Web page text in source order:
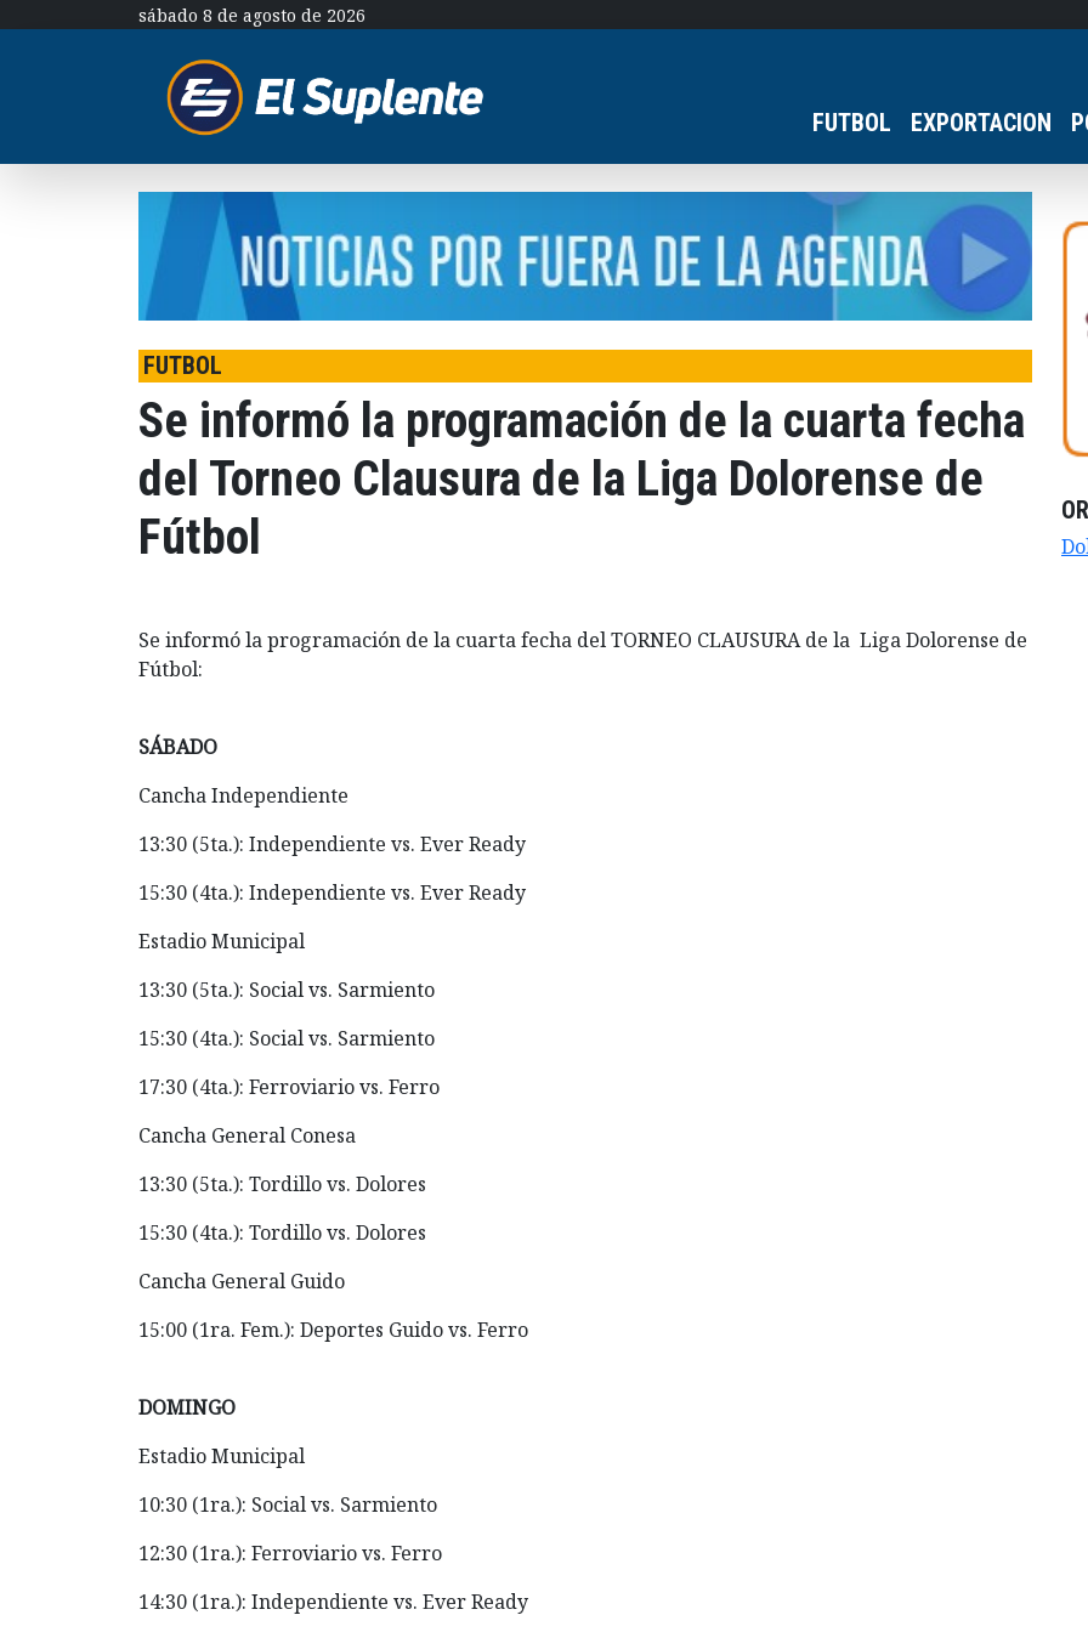
sábado 8 de agosto de 2026
FUTBOL EXPORTACION
FUTBOL
Se informó la programación de la cuarta fecha
del Torneo Clausura de la Liga Dolorense de
Fútbol
Se informó la programación de la cuarta fecha del TORNEO CLAUSURA de la Liga Dolorense de
Fútbol:
SÁBADO
Cancha Independiente
13:30 (5ta.): Independiente vs. Ever Ready
15:30 (4ta.): Independiente vs. Ever Ready
Estadio Municipal
13:30 (5ta.): Social vs. Sarmiento
15:30 (4ta.): Social vs. Sarmiento
17:30 (4ta.): Ferroviario vs. Ferro
Cancha General Conesa
13:30 (5ta.): Tordillo vs. Dolores
15:30 (4ta.): Tordillo vs. Dolores
Cancha General Guido
15:00 (1ra. Fem.): Deportes Guido vs. Ferro
DOMINGO
Estadio Municipal
10:30 (1ra.): Social vs. Sarmiento
12:30 (1ra.): Ferroviario vs. Ferro
14:30 (1ra.): Independiente vs. Ever Ready